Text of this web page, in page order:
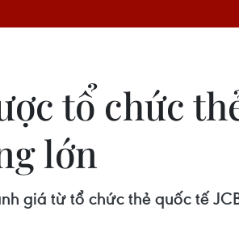
tổ chức
lớn
giá từ tổ chức thẻ quốc tế